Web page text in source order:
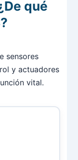
qué
sensores
y actuadores
vital.